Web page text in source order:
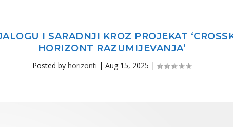
I SARADNJI KROZ PROJEKAT
HORIZONT RAZUMIJEVANJA’
Posted byhorizonti |Aug 15, 2025 |